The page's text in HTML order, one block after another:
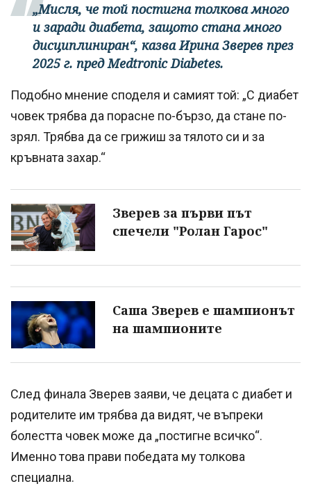
„Мисля, че той постигна толкова много
и заради диабета, защото стана много
дисциплиниран“, казва Ирина Зверев през
2025 г. пред Medtronic Diabetes.
Подобно мнение споделя и самият той: „С диабет
човек трябва да порасне по-бързо, да стане по-
зрял. Трябва да се грижиш за тялото си и за
кръвната захар.“
Зверев за първи път
спечели "Ролан Гарос"
Саша Зверев е шампионът
на шампионите
След финала Зверев заяви, че децата с диабет и
родителите им трябва да видят, че въпреки
болестта човек може да „постигне всичко“.
Именно това прави победата му толкова
специална.